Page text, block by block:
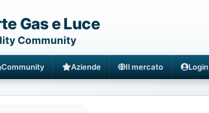
Gas e Luce
Community
Community Aziende Il mercato Login